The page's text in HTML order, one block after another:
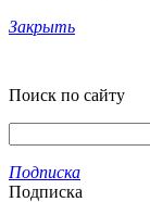
Закрыть
Поиск по сайту
Подписка
Подписка